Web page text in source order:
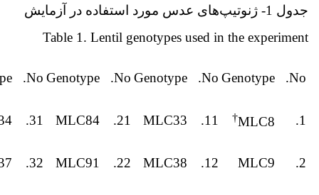
جدول 1- ژنوتیپ‌های عدس مورد استفاده در آزمایش
Table 1. Lentil genotypes used in the experiment
No.
Genotype
No.
Genotype
No.
Genotype
No.
1.
MLC8
†
11.
MLC33
21.
MLC84
31.
2.
MLC9
12.
MLC38
22.
MLC91
32.